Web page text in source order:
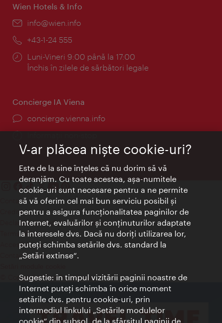
Wien Hotels & Info
E-
info@wien.info
Telefon:
+43-1-24 555
Program:
Luni-Vineri 9:00 până la 17:00
Închis în zilele de sărbători legale
Concierge IA Viena
concierge.vienna.info
Contact
Credits
Declaraţie privind protecţia datelor
Terms of Use
Accesibilitate
Contact presa
© Copyright Wien Tourismus
V-ar plăcea nişte cookie-uri?
Este de la sine înţeles că nu dorim să vă
deranjăm. Cu toate acestea, aşa-numitele
cookie-uri sunt necesare pentru a ne permite
să vă oferim cel mai bun serviciu posibil şi
pentru a asigura funcţionalitatea paginilor de
Internet, evaluărilor şi conţinuturilor adaptate
la interesele dvs. Dacă nu doriţi utilizarea lor,
puteţi schimba setările dvs. standard la
„Setări extinse“.
Sugestie: în timpul vizitării paginii noastre de
Internet puteţi schimba în orice moment
setările dvs. pentru cookie-uri, prin
intermediul linkului „Setările modulelor
cookie“ din subsol, de la sfârşitul paginii de